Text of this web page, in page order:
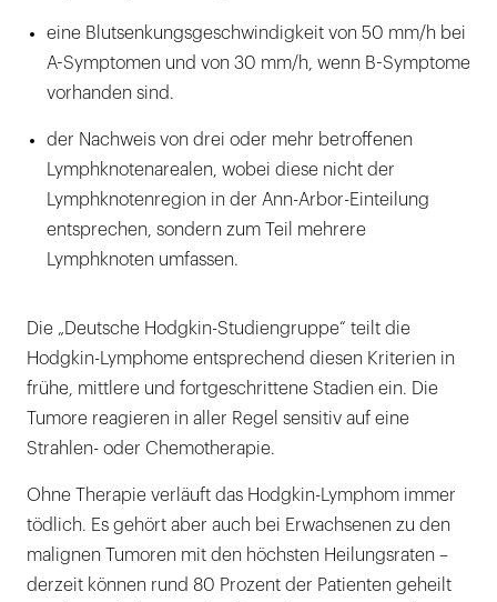
eine Blutsenkungsgeschwindigkeit von 50 mm/h bei
A-Symptomen und von 30 mm/h, wenn B-Symptome
vorhanden sind.
der Nachweis von drei oder mehr betroffenen
Lymphknotenarealen, wobei diese nicht der
Lymphknotenregion in der Ann-Arbor-Einteilung
entsprechen, sondern zum Teil mehrere
Lymphknoten umfassen.
Die „Deutsche Hodgkin-Studiengruppe“ teilt die
Hodgkin-Lymphome entsprechend diesen Kriterien in
frühe, mittlere und fortgeschrittene Stadien ein. Die
Tumore reagieren in aller Regel sensitiv auf eine
Strahlen- oder Chemotherapie.
Ohne Therapie verläuft das Hodgkin-Lymphom immer
tödlich. Es gehört aber auch bei Erwachsenen zu den
malignen Tumoren mit den höchsten Heilungsraten –
derzeit können rund 80 Prozent der Patienten geheilt